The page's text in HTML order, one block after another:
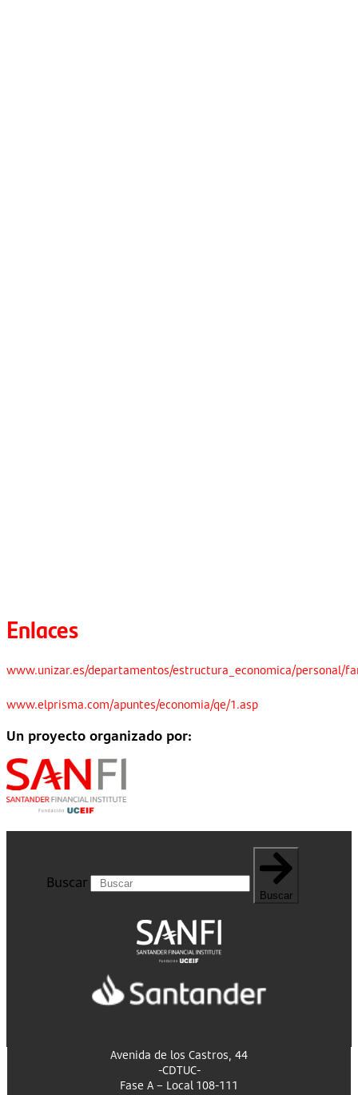
Enlaces
www.unizar.es/departamentos/estructura_economica/personal/
www.elprisma.com/apuntes/economia/qe/1.asp
Un proyecto organizado por:
Buscar
Buscar
Avenida de los Castros, 44
-CDTUC-
Fase A – Local 108-111